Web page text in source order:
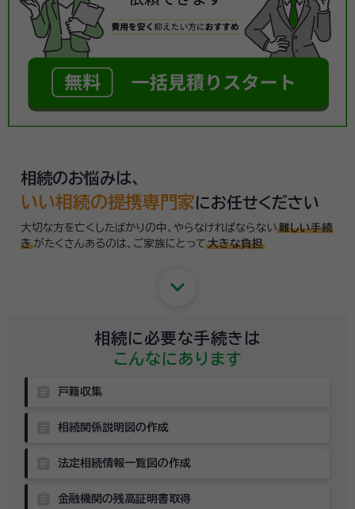
相続のお悩みは、
いい相続の提携専門家にお任せください
大切な方を亡くしたばかりの中、やらなければならない 難しい手続
き がたくさんあるのは、 ご家族にとって 大きな負担
keyboard_arrow_down
相続に必要な手続きは
こんなにあります
戸籍収集
相続関係説明図の作成
法定相続情報一覧図の作成
金融機関の残高証明書取得